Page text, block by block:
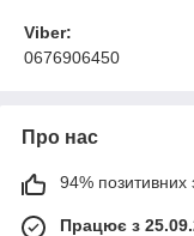
Viber:
0676906450
Про нас
94% позитивних
Працює з